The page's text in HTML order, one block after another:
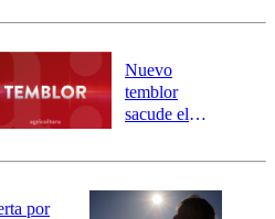
por
Damas:
Nuevo
temblor
sacude el
revisa la
epicentro
por